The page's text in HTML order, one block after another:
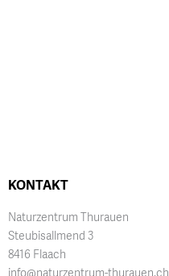
KONTAKT
Naturzentrum Thurauen
Steubisallmend 3
8416 Flaach
info@naturzentrum-thurauen.ch